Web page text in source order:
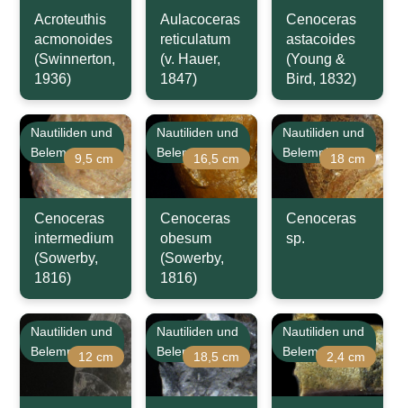
Acroteuthis
acmonoides
(Swinnerton,
1936)
Aulacoceras
reticulatum
(v. Hauer,
1847)
Cenoceras
astacoides
(Young &
Bird, 1832)
Nautiliden und
Belemniten9,5 cm
Cenoceras
intermedium
(Sowerby,
1816)
Nautiliden und
Belemniten
16,5 cm
Cenoceras
obesum
(Sowerby,
1816)
Nautiliden und
Belemniten18 cm
Cenoceras
sp.
Nautiliden und
Belemniten12 cm
Nautiliden und
Belemniten
18,5 cm
Nautiliden und
Belemniten2,4 cm